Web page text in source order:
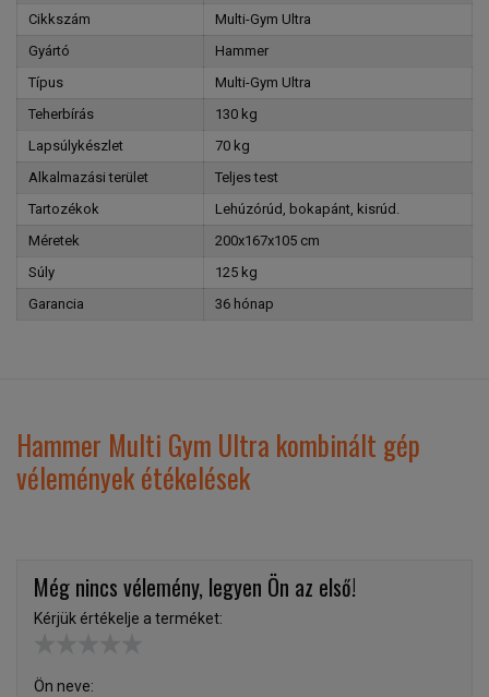
Cikkszám
Multi-Gym Ultra
Gyártó
Hammer
Típus
Multi-Gym Ultra
Teherbírás
130 kg
Lapsúlykészlet
70 kg
Alkalmazási terület
Teljes test
Tartozékok
Lehúzórúd, bokapánt, kisrúd.
Méretek
200x167x105 cm
Súly
125 kg
Garancia
36 hónap
Hammer Multi Gym Ultra kombinált gép
vélemények étékelések
Még nincs vélemény, legyen Ön az első!
Kérjük értékelje a terméket:
Ön neve: